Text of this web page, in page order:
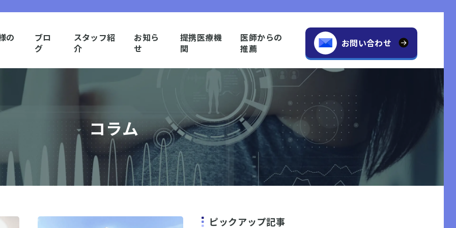
の
ブロ
グ
スタッフ紹
介
お知ら
せ
提携医療機
関
医師からの
推薦
お問い合わせ
コラム
ピックアップ記事